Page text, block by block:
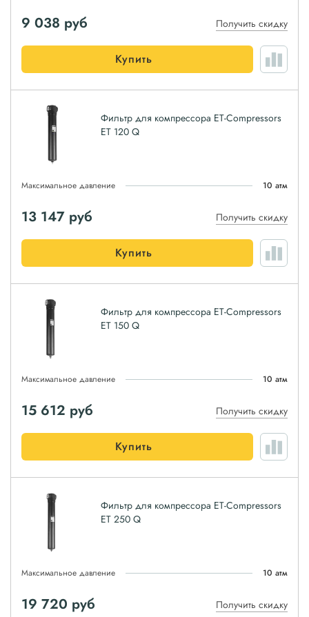
9 038 руб Получить скидку
Купить
Фильтр для компрессора ET-Compressors
ET 120 Q
Максимальное давление 10 атм
13 147 руб Получить скидку
Купить
Фильтр для компрессора ET-Compressors
ET 150 Q
Максимальное давление 10 атм
15 612 руб Получить скидку
Купить
Фильтр для компрессора ET-Compressors
ET 250 Q
Максимальное давление 10 атм
19 720 руб Получить скидку